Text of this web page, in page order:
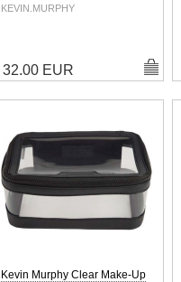
KEVIN.MURPHY
32.00 EUR
Kevin Murphy Clear Make-Up